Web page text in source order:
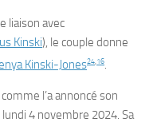
liaison avec
Kinski), le couple donne
Kinski-Jones24 16.
l’a annoncé son
4 novembre 2024. Sa